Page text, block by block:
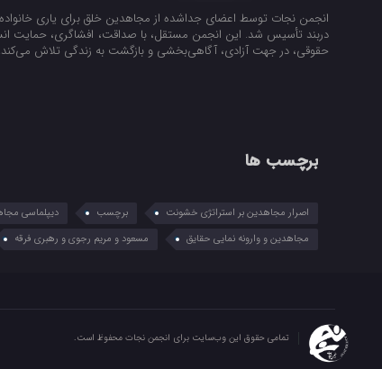
انجمن نجات توسط اعضای جداشده از مجاهدین خلق برای یاری
دربند تأسیس شد. این انجمن مستقل، با صداقت، افشاگری، حمایت
حقوقی، در جهت آزادی، آگاهی‌بخشی و بازگشت به زندگی تلاش می‌کند.
برچسب ها
اصرار مجاهدین بر استراتژی خشونت برچسب دیپلماسی
مجاهدین و وارونه نمایی حقایق
مسعود و مریم رجوی و رهبری فرقه
تمامی حقوق این وب‌سایت برای انجمن نجات محفوظ است.